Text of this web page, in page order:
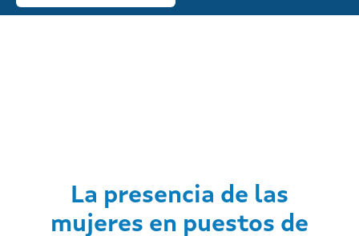
La presencia de las
mujeres en puestos de